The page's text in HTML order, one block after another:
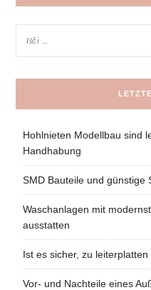
Hohlnieten Modellbau sind
Handhabung
SMD Bauteile und günstige
Waschanlagen mit
ausstatten
Ist es sicher, zu
Vor- und Nachteile eines